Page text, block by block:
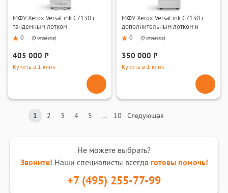
МФУ Xerox VersaLink C7130 с
тандемным лотком
0 (0 отзывов)
405 000 ₽
Купить в 1 клик
МФУ Xerox VersaLink C7130 с
дополнительным лотком и
тумбой
0 (0 отзывов)
350 000 ₽
Купить в 1 клик
1 2 3 4 5 ... 10 Следующая
Не можете выбрать?
Звоните! Наши специалисты всегда готовы помочь!
+7 (495) 255-77-99